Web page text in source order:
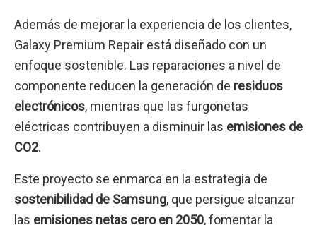
Además de mejorar la experiencia de los clientes,
Galaxy Premium Repair está diseñado con un
enfoque sostenible. Las reparaciones a nivel de
componente reducen la generación de residuos
electrónicos, mientras que las furgonetas
eléctricas contribuyen a disminuir las emisiones de
CO2.
Este proyecto se enmarca en la estrategia de
sostenibilidad de Samsung, que persigue alcanzar
las emisiones netas cero en 2050, fomentar la